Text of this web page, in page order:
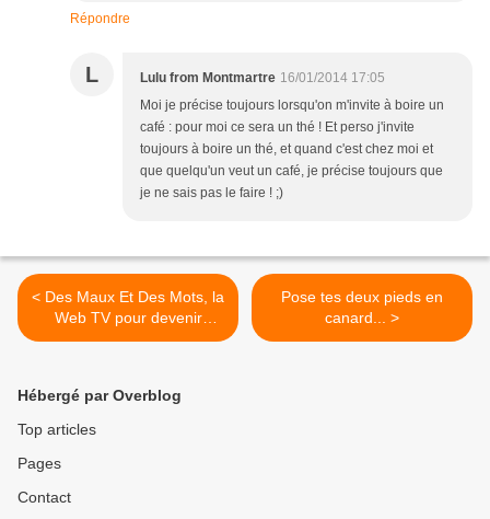
Répondre
L Lulu from Montmartre 16/01/2014 17:05
Moi je précise toujours lorsqu'on m'invite à boire un
café : pour moi ce sera un thé ! Et perso j'invite
toujours à boire un thé, et quand c'est chez moi et
que quelqu'un veut un café, je précise toujours que
je ne sais pas le faire ! ;)
< Des Maux Et Des Mots, la
Web TV pour devenir
acteur de sa santé
Pose tes deux pieds en
canard... >
Hébergé par Overblog
Top articles
Pages
Contact